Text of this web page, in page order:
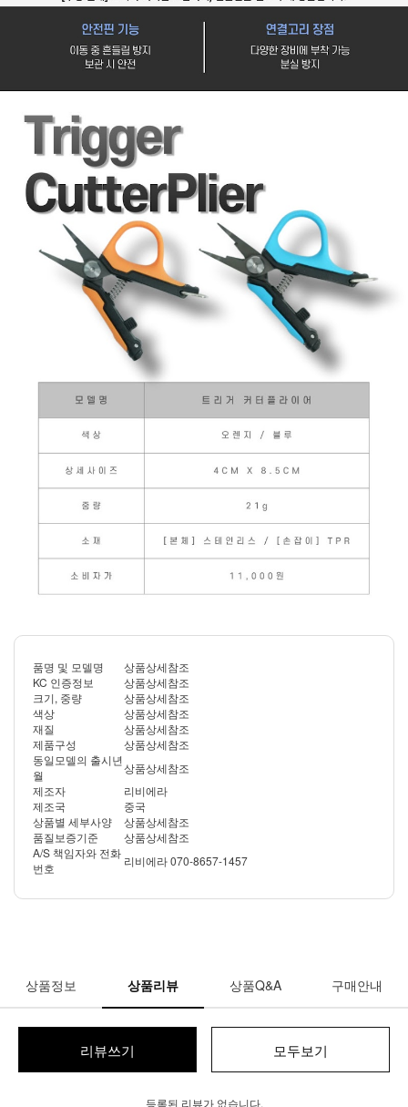
품명 및 모델명
상품상세참조
KC 인증정보
상품상세참조
크기, 중량
상품상세참조
색상
상품상세참조
재질
상품상세참조
제품구성
상품상세참조
동일모델의 출시년
월
상품상세참조
제조자
리비에라
제조국
중국
상품별 세부사양
상품상세참조
품질보증기준
상품상세참조
A/S 책임자와 전화
번호
리비에라 070-8657-1457
상품정보 상품리뷰 상품Q&A 구매안내
리뷰쓰기 모두보기
등록된 리뷰가 없습니다.